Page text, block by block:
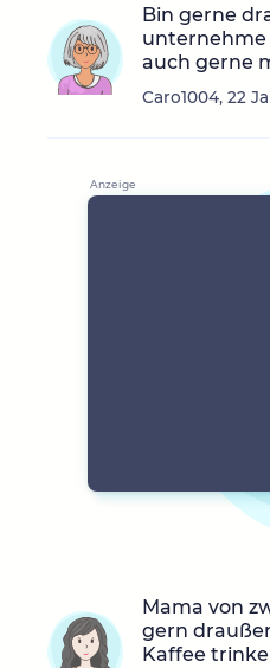
Bin gerne
unternehme
auch gerne
Caro1004, 22
Mama von
gern
Kaffee